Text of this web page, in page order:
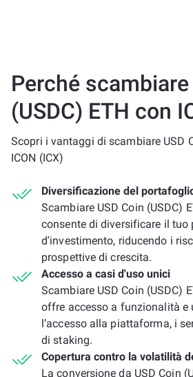
Perché scambiare
(USDC) ETH con
Scopri i vantaggi di scambiare USD
ICON (ICX)
Diversificazione del
Scambiare USD Coin (USDC)
consente di diversificare il tuo
d'investimento, riducendo i
prospettive di crescita.
Accesso a casi d'uso unici
Scambiare USD Coin (USDC)
offre accesso a funzionalità e
l’accesso alla piattaforma, i
di staking.
Copertura contro la volatilità
La conversione da USD Coin